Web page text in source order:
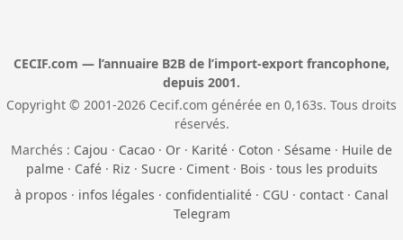
CECIF.com — l’annuaire B2B de l’import-export francophone,
depuis 2001.
Copyright © 2001-2026 Cecif.com générée en 0,163s. Tous droits
réservés.
Marchés : Cajou · Cacao · Or · Karité · Coton · Sésame · Huile de
palme· Café· Riz · Sucre· Ciment· Bois · tous les produits
à propos · infos légales · confidentialité · CGU · contact · Canal
Telegram